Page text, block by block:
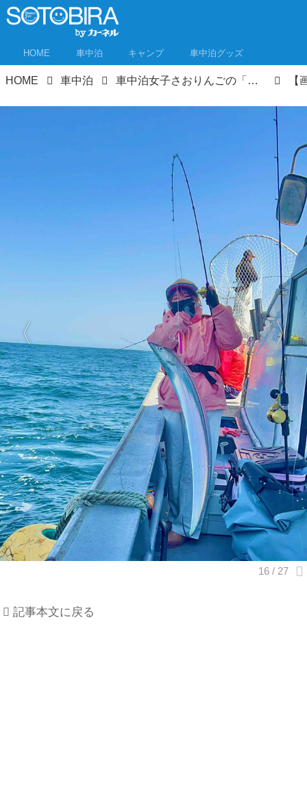
HOME 車中泊 キャンプ 車中泊グッズ
HOME 車中泊 車中泊女子さおりんごの「食べるまでが車中泊★」キャッチ＆スリープ② 北茨城でタチウオ釣り
記事本文に戻る